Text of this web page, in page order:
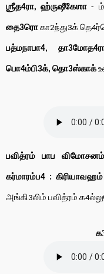
ஶ்ரீத4ரா, ஹ்ருஷீகேஶா -
தை3ரொ கா2ந்து3க்
பத்மநாபா4,
பொ4ம்பி3க், தொ3ஸ்காக்
பவித்ரம் பாப
கர்மாரம்ப4 : கிரியாவஹம்
அங்கி3லிம் பவித்ரம்